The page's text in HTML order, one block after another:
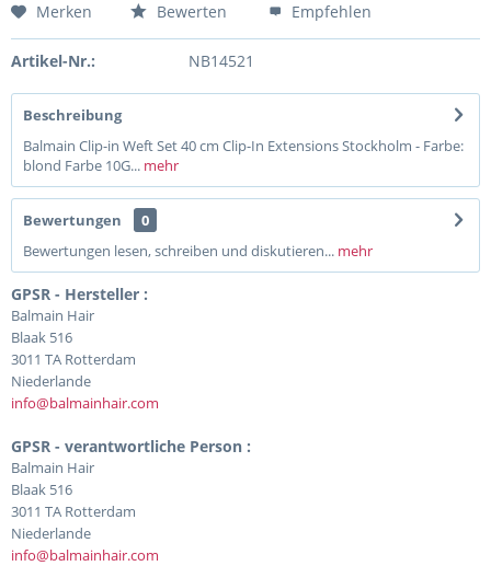
Merken Bewerten Empfehlen
Artikel-Nr.: NB14521
Beschreibung
Balmain Clip-in Weft Set 40 cm Clip-In Extensions Stockholm - Farbe:
blond Farbe 10G... mehr
Bewertungen
0
Bewertungen lesen, schreiben und diskutieren... mehr
GPSR - Hersteller :
Balmain Hair
Blaak 516
3011 TA Rotterdam
Niederlande
info@balmainhair.com
GPSR - verantwortliche Person :
Balmain Hair
Blaak 516
3011 TA Rotterdam
Niederlande
info@balmainhair.com